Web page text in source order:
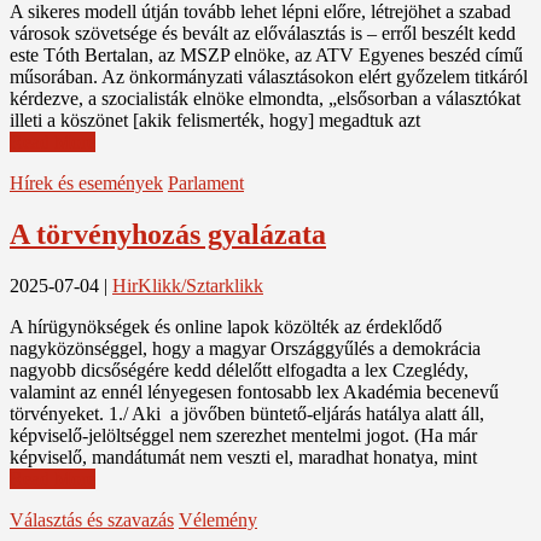
A sikeres modell útján tovább lehet lépni előre, létrejöhet a szabad
városok szövetsége és bevált az előválasztás is – erről beszélt kedd
este Tóth Bertalan, az MSZP elnöke, az ATV Egyenes beszéd című
műsorában. Az önkormányzati választásokon elért győzelem titkáról
kérdezve, a szocialisták elnöke elmondta, „elsősorban a választókat
illeti a köszönet [akik felismerték, hogy] megadtuk azt
Hírek és események Parlament
A törvényhozás gyalázata
2025-07-04 | HirKlikk/Sztarklikk
A hírügynökségek és online lapok közölték az érdeklődő
nagyközönséggel, hogy a magyar Országgyűlés a demokrácia
nagyobb dicsőségére kedd délelőtt elfogadta a lex Czeglédy,
valamint az ennél lényegesen fontosabb lex Akadémia becenevű
törvényeket. 1./ Aki a jövőben büntető-eljárás hatálya alatt áll,
képviselő-jelöltséggel nem szerezhet mentelmi jogot. (Ha már
képviselő, mandátumát nem veszti el, maradhat honatya, mint
Választás és szavazás Vélemény